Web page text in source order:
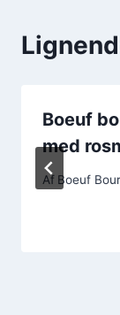
Boeuf
med
Af Boeuf